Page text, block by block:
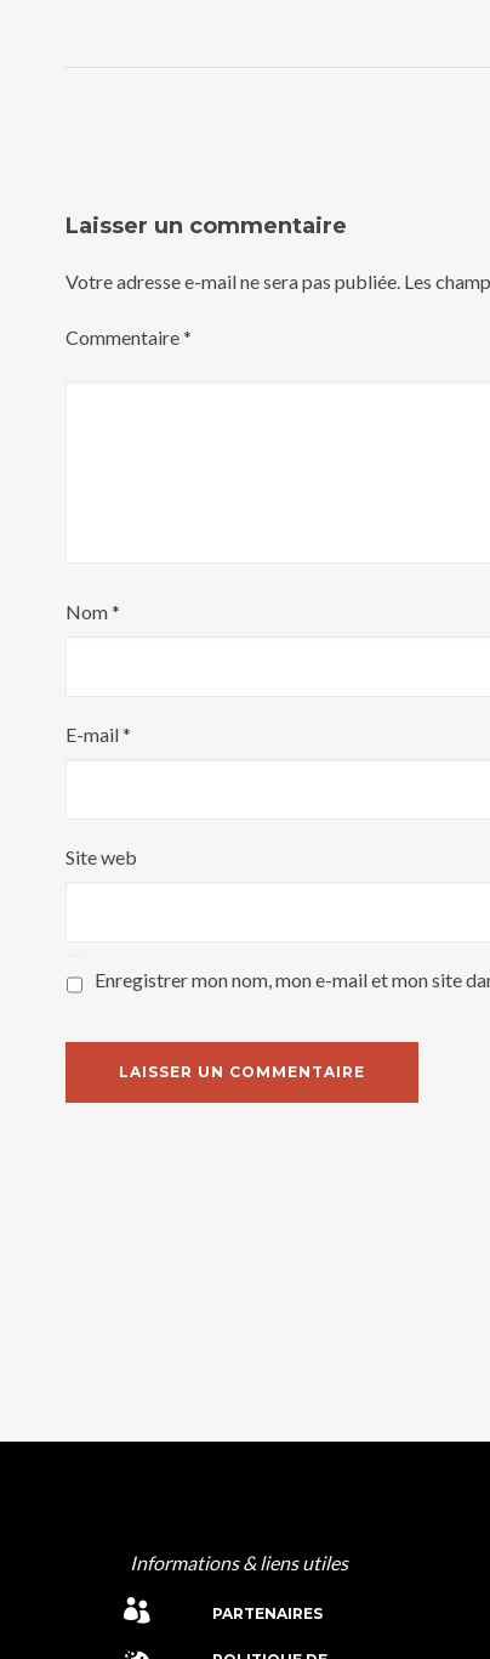
Laisser un commentaire
Votre adresse e-mail ne sera pas publiée. Les
Commentaire*
Nom*
E-mail*
Site web
Enregistrer mon nom, mon e-mail et mon site
Informations & liens utiles
PARTENAIRES